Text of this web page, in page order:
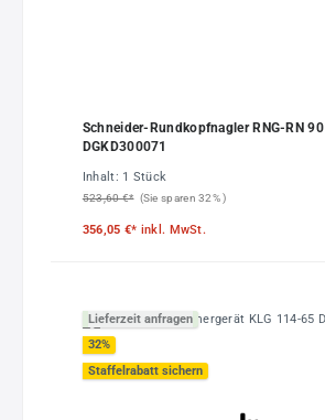
Schneider-Rundkopfnagler RNG-RN 90
DGKD300071
Inhalt: 1 Stück
523,60 €* (Sie sparen 32% )
356,05 €* inkl. MwSt.
Lieferzeit anfragen
32%
Staffelrabatt sichern